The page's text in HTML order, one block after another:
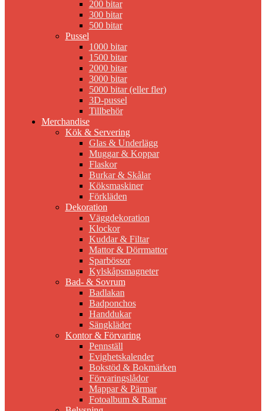
200 bitar
300 bitar
500 bitar
Pussel
1000 bitar
1500 bitar
2000 bitar
3000 bitar
5000 bitar (eller fler)
3D-pussel
Tillbehör
Merchandise
Kök & Servering
Glas & Underlägg
Muggar & Koppar
Flaskor
Burkar & Skålar
Köksmaskiner
Förkläden
Dekoration
Väggdekoration
Klockor
Kuddar & Filtar
Mattor & Dörrmattor
Sparbössor
Kylskåpsmagneter
Bad- & Sovrum
Badlakan
Badponchos
Handdukar
Sängkläder
Kontor & Förvaring
Pennställ
Evighetskalender
Bokstöd & Bokmärken
Förvaringslådor
Mappar & Pärmar
Fotoalbum & Ramar